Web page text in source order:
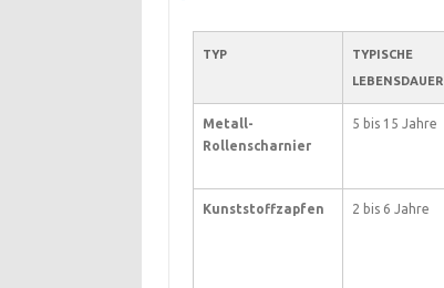
TYP
TYPISCHE
LEBENSDAUER
Metall-
Rollenscharnier
5 bis 15 Jahre
Kunststoffzapfen 2 bis 6 Jahre